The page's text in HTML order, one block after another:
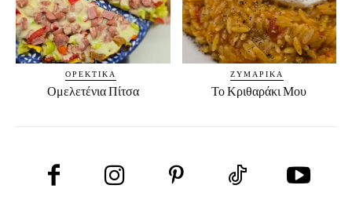
ΟΡΕΚΤΙΚΆ
Ομελετένια Πίτσα
ΖΥΜΑΡΙΚΆ
Το Κριθαράκι Μου